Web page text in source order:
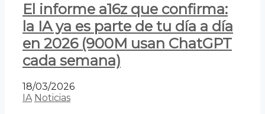
El informe a16z que confirma:
la IA ya es parte de tu día a día
en 2026 (900M usan ChatGPT
cada semana)
18/03/2026
IA Noticias